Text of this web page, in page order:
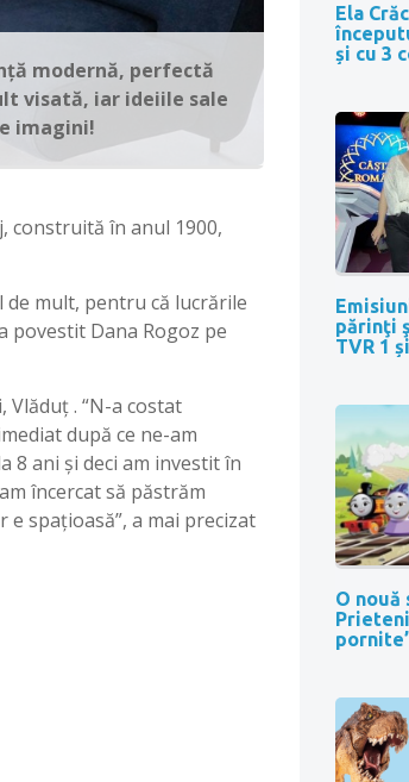
modernă, perfectă
visată, iar ideiile sale
imagini!
construită în anul 1900,
de mult, pentru că lucrările
povestit Dana Rogoz pe
. “N-a costat
după ce ne-am
8 ani şi deci am investit în
încercat să păstrăm
e spaţioasă”, a mai precizat
Ela
și cu 3
părinţi
TVR 1
O nouă